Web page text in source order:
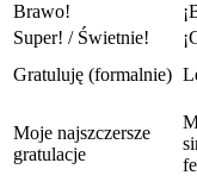
Brawo!
Super! / Świetnie!
Gratuluję (formalnie)
Moje najszczersze
gratulacje